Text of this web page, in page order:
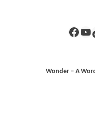
Wonder – A